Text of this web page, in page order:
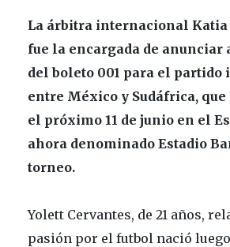
La árbitra internacional Katia
fue la encargada de anunciar
del boleto 001 para el partido
entre México y Sudáfrica, que
el próximo 11 de junio en el
ahora denominado Estadio
torneo.
Yolett Cervantes, de 21 años,
pasión por el futbol nació